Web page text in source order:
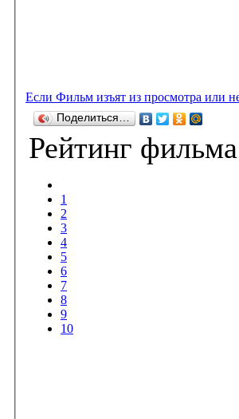
Если Фильм изъят из просмотра или
Поделиться…
Рейтинг
1
2
3
4
5
6
7
8
9
10